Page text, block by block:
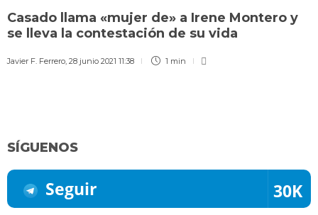
Casado llama «mujer de» a Irene Montero y
se lleva la contestación de su vida
Javier F. Ferrero, 28 junio 2021 11:38 1 min
SÍGUENOS
Seguir 30K